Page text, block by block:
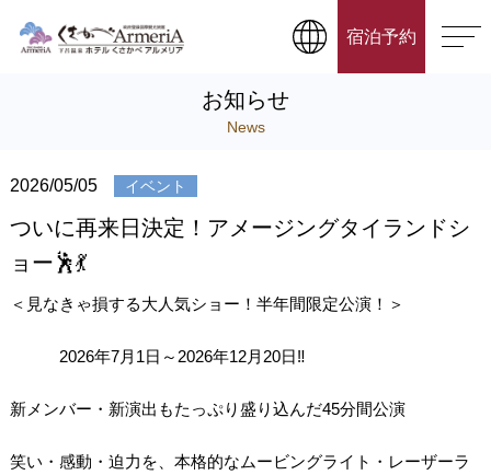
宿泊予約
お知らせ
News
2026/05/05 イベント
ついに再来日決定！アメージングタイランドシ
ョー🕺💃
＜見なきゃ損する大人気ショー！半年間限定公演！＞
2026年7月1日～2026年12月20日‼️
新メンバー・新演出もたっぷり盛り込んだ45分間公演
笑い・感動・迫力を、本格的なムービングライト・レーザーラ